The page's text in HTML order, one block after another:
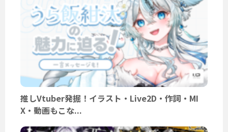
推しVtuber発掘！イラスト・Live2D・作詞・MI
X・動画もこな...